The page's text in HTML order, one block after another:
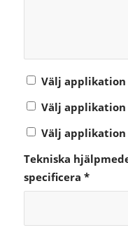
Välj applikation
Välj
Välj
Tekniska
specificera *